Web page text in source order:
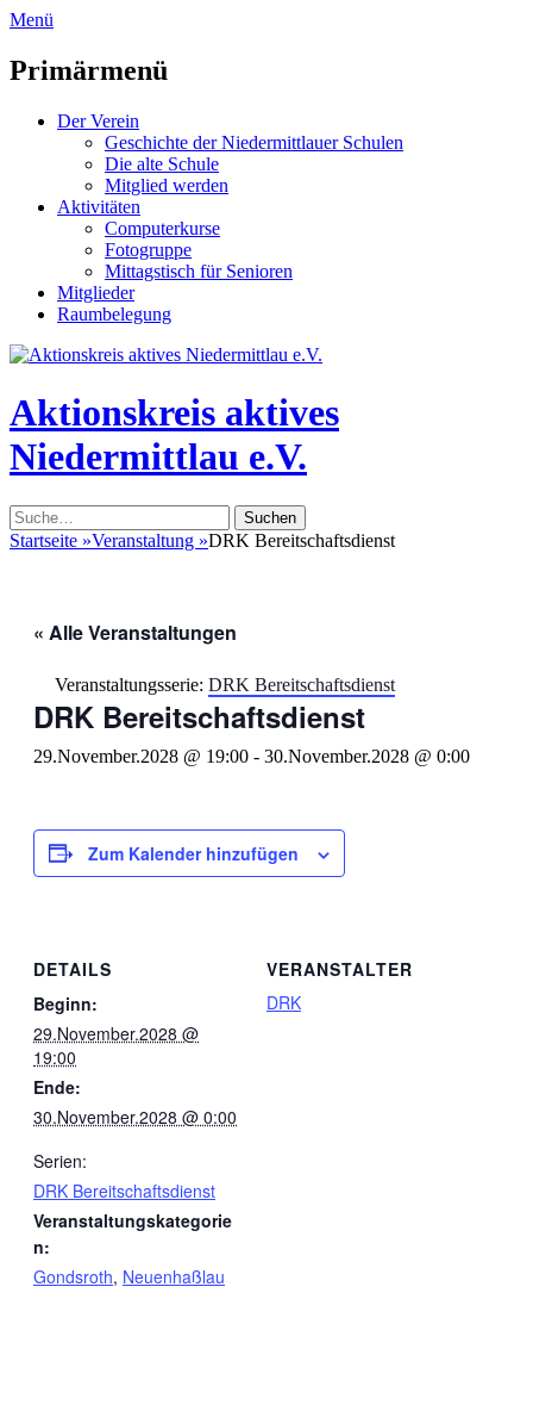
zum
überspringen
Menü
Primärmenü
Der Verein
Geschichte der Niedermittlauer Schulen
Die alte Schule
Mitglied werden
Aktivitäten
Computerkurse
Fotogruppe
Mittagstisch für Senioren
Mitglieder
Raumbelegung
Header
Aktionskreis aktives
Niedermittlau e.V.
Suche
nach:
Startseite »Veranstaltung »DRK Bereitschaftsdienst
« Alle Veranstaltungen
Veranstaltungsserie: DRK Bereitschaftsdienst
DRK Bereitschaftsdienst
29.November.2028 @ 19:00 - 30.November.2028 @ 0:00
Zum Kalender hinzufügen
DETAILS
Beginn:
29.November.2028 @
19:00
Ende:
30.November.2028 @ 0:00
Serien:
DRK Bereitschaftsdienst
Veranstaltungskategorie
n:
Gondsroth, Neuenhaßlau
VERANSTALTER
DRK